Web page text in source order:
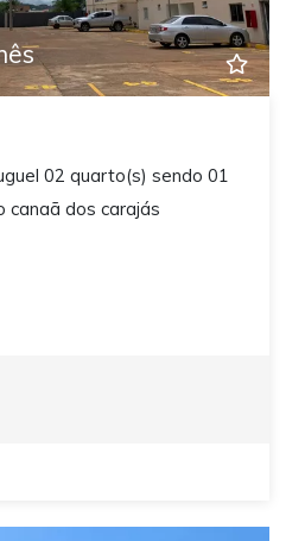
02 quarto(s) sendo 01
canaã dos carajás